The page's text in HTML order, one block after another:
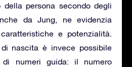
della persona secondo degli
da Jung, ne evidenzia
e potenzialità.
nascita è invece possibile
di numeri guida: il numero